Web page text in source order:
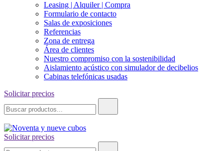
Leasing | Alquiler | Compra
Formulario de contacto
Salas de exposiciones
Referencias
Zona de entrega
Área de clientes
Nuestro compromiso con la sostenibilidad
Aislamiento acústico con simulador de decibelios
Cabinas telefónicas usadas
Solicitar precios
Solicitar precios